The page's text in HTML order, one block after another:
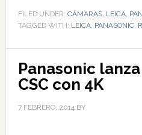
FILED UNDER: CÁMARAS, LEICA,
TAGGED WITH: LEICA, PANASONIC,
Panasonic
CSC con 4K
7 FEBRERO, 2014BY